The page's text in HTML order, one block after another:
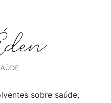
sobre saúde,